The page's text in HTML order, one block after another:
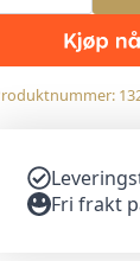
Fri frakt